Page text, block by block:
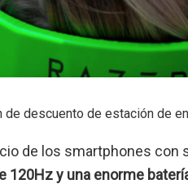
de descuento de estación de
de los smartphones con
120Hz y una enorme